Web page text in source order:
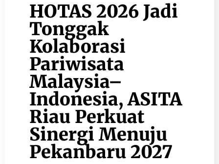
HOTAS 2026 Jadi
Tonggak
Kolaborasi
Pariwisata
Malaysia–
Indonesia, ASITA
Riau Perkuat
Sinergi Menuju
Pekanbaru 2027